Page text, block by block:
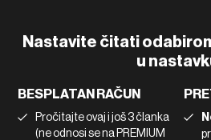
Nastavite čitati
u
BESPLATAN RAČUN
Pročitajte ovaj i još 3 članka
(ne odnosi se na PREMIUM
Pravila privatnosti
Korištenje umjetne inteligencije